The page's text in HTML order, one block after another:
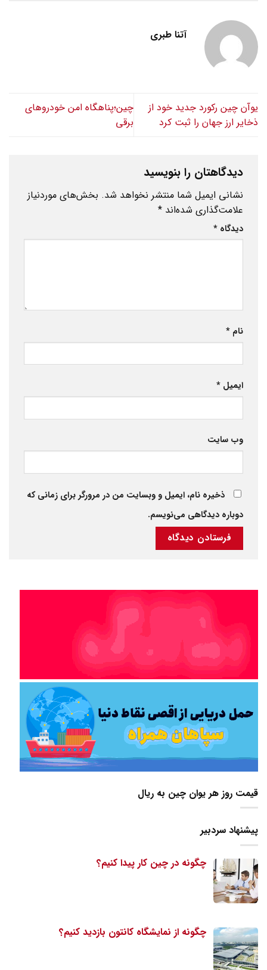
آتنا طبری
یوآن چین رکورد جدید خود از
ذخایر ارز جهان را ثبت کرد
چین؛پناهگاه امن خودروهای
برقی
دیدگاهتان را بنویسید
نشانی ایمیل شما منتشر نخواهد شد. بخش‌های موردنیاز
علامت‌گذاری شده‌اند *
دیدگاه *
نام *
ایمیل *
وب‌ سایت
ذخیره نام، ایمیل و وبسایت من در مرورگر برای زمانی که
دوباره دیدگاهی می‌نویسم.
قیمت روز هر یوان چین به ریال
پیشنهاد سردبیر
چگونه در چین کار پیدا کنیم؟
چگونه از نمایشگاه کانتون بازدید کنیم؟